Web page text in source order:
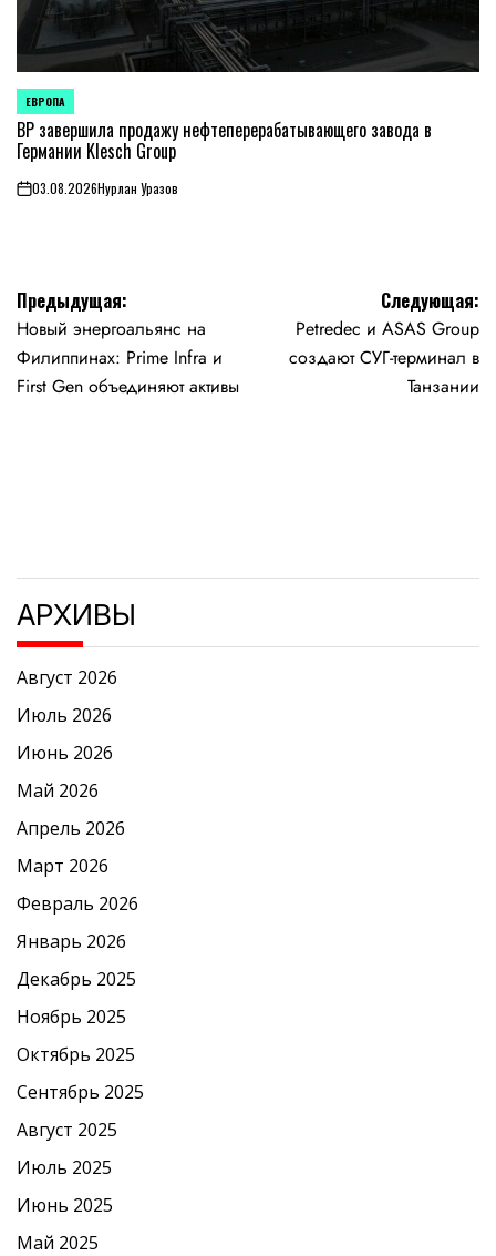
ОПУБЛИКОВАНО
В
ЕВРОПА
BP завершила продажу нефтеперерабатывающего завода в
Германии Klesch Group
on03.08.2026Нурлан Уразов
Навигация
по
записям
Предыдущая:
Новый энергоальянс на
Филиппинах: Prime Infra и
First Gen объединяют активы
Следующая:
Petredec и ASAS Group
создают СУГ-терминал в
Танзании
АРХИВЫ
Август 2026
Июль 2026
Июнь 2026
Май 2026
Апрель 2026
Март 2026
Февраль 2026
Январь 2026
Декабрь 2025
Ноябрь 2025
Октябрь 2025
Сентябрь 2025
Август 2025
Июль 2025
Июнь 2025
Май 2025